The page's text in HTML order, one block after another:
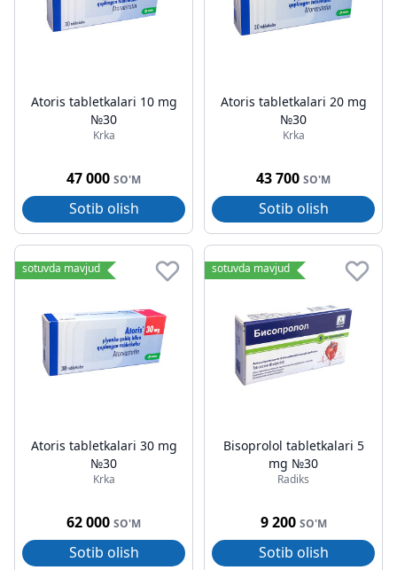
Atoris tabletkalari 10 mg
№30
Krka
47 000 SO'M
Sotib olish
Atoris tabletkalari 20 mg
№30
Krka
43 700 SO'M
Sotib olish
sotuvda mavjud
Atoris tabletkalari 30 mg
№30
Krka
62 000 SO'M
Sotib olish
sotuvda mavjud
Bisoprolol tabletkalari 5
mg №30
Radiks
9 200 SO'M
Sotib olish